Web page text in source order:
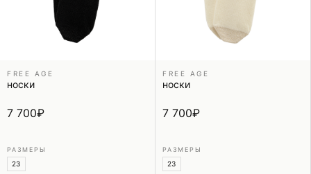
FREE AGE
носки
7 700₽
РАЗМЕРЫ
23
FREE AGE
носки
7 700₽
РАЗМЕРЫ
23